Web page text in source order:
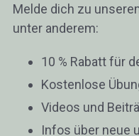
Melde dich zu
unter anderem:
10 % Rabatt für
Kostenlose
Videos und
Infos über neue